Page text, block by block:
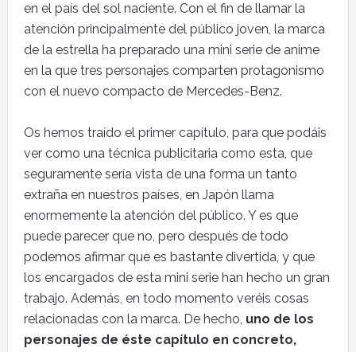
en el país del sol naciente. Con el fin de llamar la
atención principalmente del público joven, la marca
de la estrella ha preparado una mini serie de anime
en la que tres personajes comparten protagonismo
con el nuevo compacto de Mercedes-Benz.
Os hemos traído el primer capítulo, para que podáis
ver como una técnica publicitaria como esta, que
seguramente sería vista de una forma un tanto
extraña en nuestros países, en Japón llama
enormemente la atención del público. Y es que
puede parecer que no, pero después de todo
podemos afirmar que es bastante divertida, y que
los encargados de esta mini serie han hecho un gran
trabajo. Además, en todo momento veréis cosas
relacionadas con la marca. De hecho, uno de los
personajes de éste capítulo en concreto,